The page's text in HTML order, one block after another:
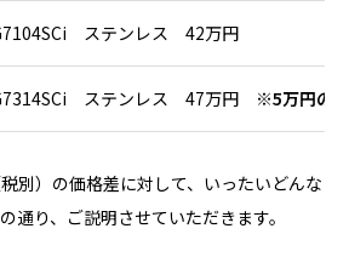
ステンレス 42万円
ステンレス 47万円 ※5万円の
別）の価格差に対して、いったいどんな
通り、ご説明させていただきます。